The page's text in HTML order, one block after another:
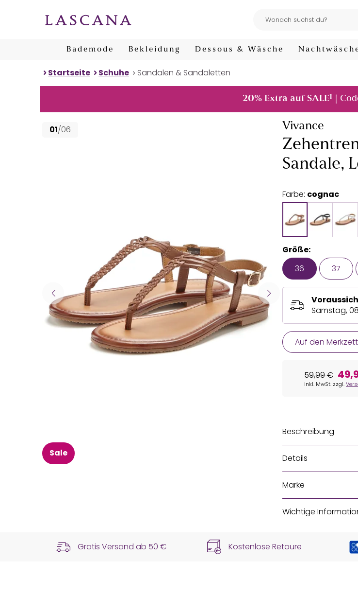
Bademode Bekleidung Dessous & Wäsche
Startseite Schuhe Sandalen & Sandaletten
20% Extra auf SALE1 |
01/06
Sale
Vivance
Sandale,
Farbe: cognac
Größe:
36
37
Samstag,
Auf den
59,99 €
inkl. MwSt. zzgl.
Beschreibung
Details
Marke
Wichtige
Gratis Versand ab 50 € Kostenlose Retoure